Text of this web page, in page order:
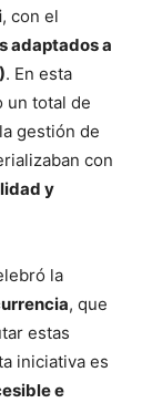
, con el
adaptados a
. En esta
un total de
gestión de
con
y
la
, que
estas
iniciativa es
e